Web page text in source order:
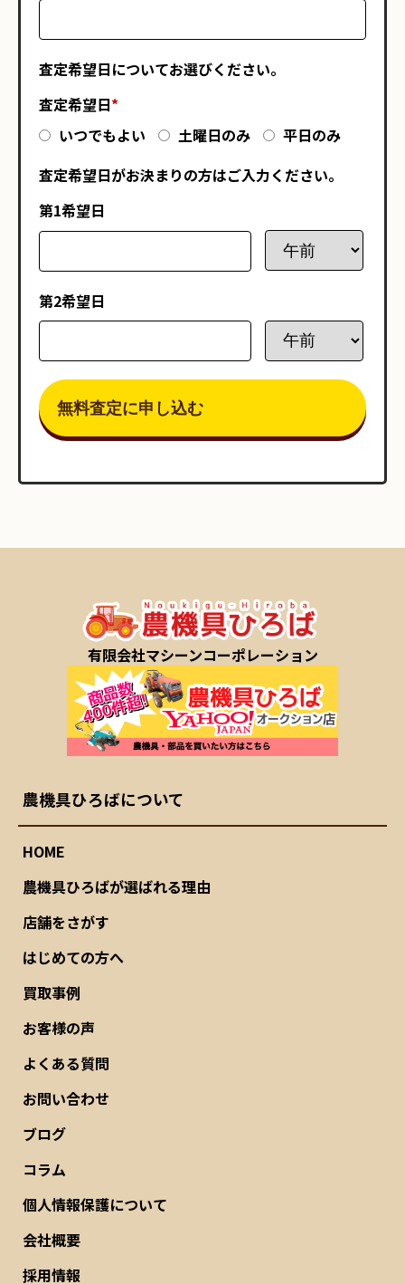
査定希望日についてお選びください。
査定希望日*
いつでもよい
土曜日のみ
平日のみ
査定希望日がお決まりの方はご入力ください。
第1希望日
第2希望日
有限会社マシーンコーポレーション
農機具ひろばについて
HOME
農機具ひろばが選ばれる理由
店舗をさがす
はじめての方へ
買取事例
お客様の声
よくある質問
お問い合わせ
ブログ
コラム
個人情報保護について
会社概要
採用情報